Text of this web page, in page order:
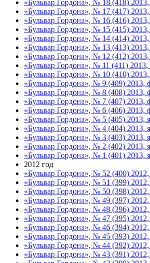
«Бульвар Гордона», № 18 (418) 2013,
«Бульвар Гордона», № 17 (417) 2013,
«Бульвар Гордона», № 16 (416) 2013,
«Бульвар Гордона», № 15 (415) 2013,
«Бульвар Гордона», № 14 (414) 2013,
«Бульвар Гордона», № 13 (413)
«Бульвар Гордона», № 12 (412)
«Бульвар Гордона», № 11 (411) 2013,
«Бульвар Гордона», № 10 (410)
«Бульвар Гордона», № 9 (409) 2013,
«Бульвар Гордона», № 8 (408) 2013,
«Бульвар Гордона», № 7 (407) 2013,
«Бульвар Гордона», № 6 (406) 2013,
«Бульвар Гордона», № 5 (405) 2013,
«Бульвар Гордона», № 4 (404) 2013,
«Бульвар Гордона», № 3 (403) 2013,
«Бульвар Гордона», № 2 (402) 2013,
«Бульвар Гордона», № 1 (401) 2013,
2012 год
«Бульвар Гордона», № 52 (400) 2012,
«Бульвар Гордона», № 51 (399) 2012,
«Бульвар Гордона», № 50 (398) 2012,
«Бульвар Гордона», № 49 (397) 2012,
«Бульвар Гордона», № 48 (396)
«Бульвар Гордона», № 47 (395)
«Бульвар Гордона», № 46 (394)
«Бульвар Гордона», № 45 (393)
«Бульвар Гордона», № 44 (392) 2012,
«Бульвар Гордона», № 43 (391) 2012,